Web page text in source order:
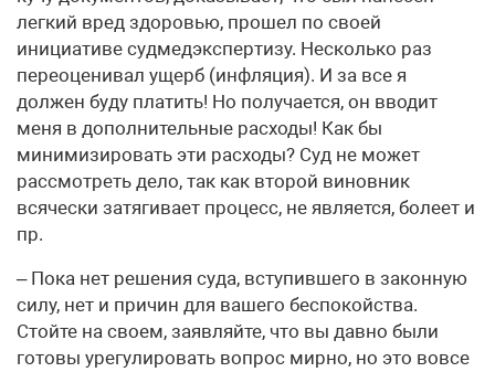
легкий вред здоровью, прошел по своей
инициативе судмедэкспертизу. Несколько раз
переоценивал ущерб (инфляция). И за все я
должен буду платить! Но получается, он вводит
меня в дополнительные расходы! Как бы
минимизировать эти расходы? Суд не может
рассмотреть дело, так как второй виновник
всячески затягивает процесс, не является, болеет и
пр.
– Пока нет решения суда, вступившего в законную
силу, нет и причин для вашего беспокойства.
Стойте на своем, заявляйте, что вы давно были
готовы урегулировать вопрос мирно, но это вовсе